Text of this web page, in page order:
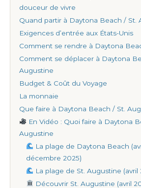
douceur de vivre
Quand partir à Daytona Beach / St.
Exigences d’entrée aux États-Unis
Comment se rendre à Daytona
Comment se déplacer à Daytona
Augustine
Budget & Coût du Voyage
La monnaie
Que faire à Daytona Beach / St.
En Vidéo : Quoi faire à Daytona
Augustine
La plage de Daytona Beach
décembre 2025)
La plage de St. Augustine (avril
Découvrir St. Augustine (avril